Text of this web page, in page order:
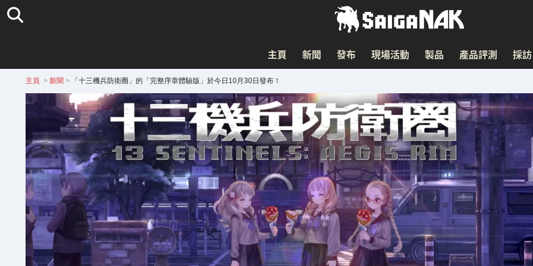
主頁 新聞 發布 現場活動 製品 產品評測 採訪
主頁 > 新聞 > 「十三機兵防衛圈」的「完整序章體驗版」於今日10月30日發布！